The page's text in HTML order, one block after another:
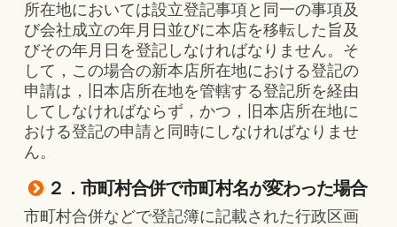
所在地においては設立登記事項と同一の事項及
び会社成立の年月日並びに本店を移転した旨及
びその年月日を登記しなければなりません。そ
して，この場合の新本店所在地における登記の
申請は，旧本店所在地を管轄する登記所を経由
してしなければならず，かつ，旧本店所在地に
おける登記の申請と同時にしなければなりませ
ん。
２．市町村合併で市町村名が変わった場合
市町村合併などで登記簿に記載された行政区画